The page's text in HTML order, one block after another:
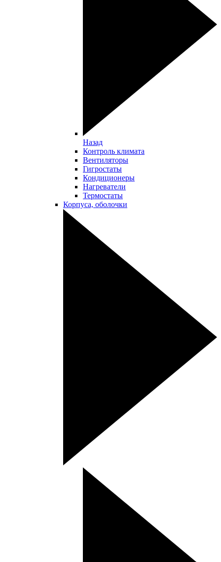
Назад
Контроль климата
Вентиляторы
Гигростаты
Кондиционеры
Нагреватели
Термостаты
Корпуса, оболочки